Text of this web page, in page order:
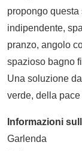
propongo
indipendente,
pranzo, angolo
spazioso bagno
Una soluzione
verde, della pace
Informazioni
Garlenda